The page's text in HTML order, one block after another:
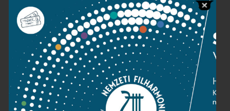
Sajtószoba
Adatvédelem
Impresszum